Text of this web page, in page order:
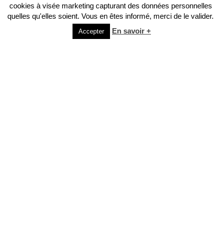
cookies à visée marketing capturant des données personnelles
quelles qu'elles soient. Vous en êtes informé, merci de le valider.
Accepter En savoir +